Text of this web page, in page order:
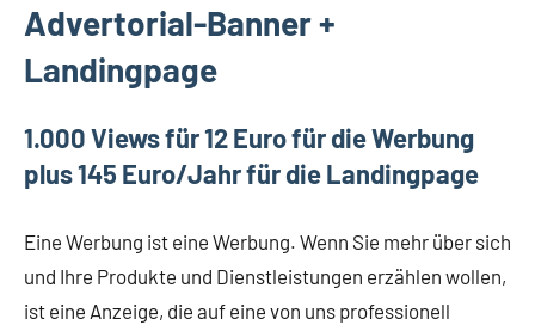
Advertorial-Banner +
Landingpage
1.000 Views für 12 Euro für die Werbung
plus 145 Euro/Jahr für die Landingpage
Eine Werbung ist eine Werbung. Wenn Sie mehr über sich
und Ihre Produkte und Dienstleistungen erzählen wollen,
ist eine Anzeige, die auf eine von uns professionell